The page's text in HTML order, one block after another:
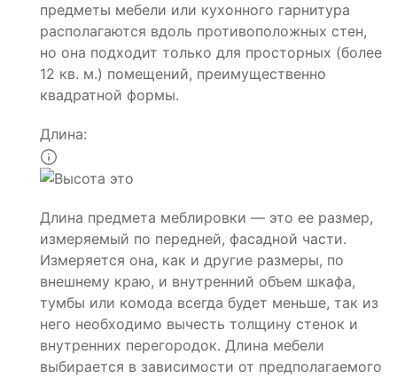
предметы мебели или кухонного гарнитура
располагаются вдоль противоположных стен,
но она подходит только для просторных (более
12 кв. м.) помещений, преимущественно
квадратной формы.
Длина:
Длина предмета меблировки — это ее размер,
измеряемый по передней, фасадной части.
Измеряется она, как и другие размеры, по
внешнему краю, и внутренний объем шкафа,
тумбы или комода всегда будет меньше, так из
него необходимо вычесть толщину стенок и
внутренних перегородок. Длина мебели
выбирается в зависимости от предполагаемого